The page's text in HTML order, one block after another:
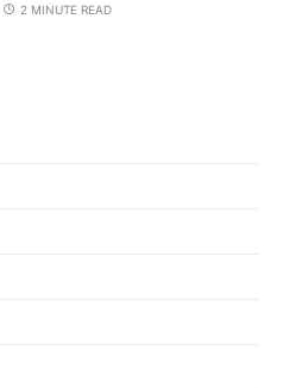
2 MINUTE READ